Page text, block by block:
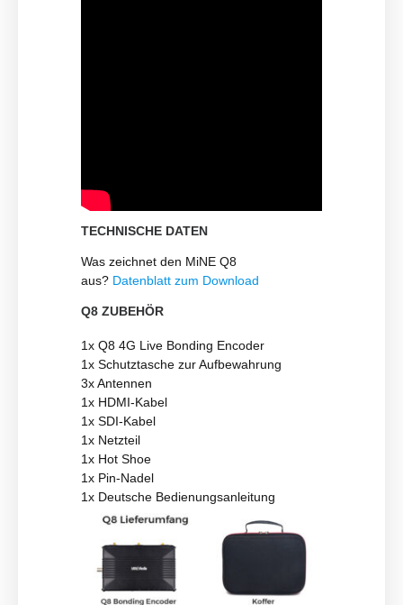
TECHNISCHE DATEN
Was zeichnet den MiNE Q8
aus? Datenblatt zum Download
Q8 ZUBEHÖR
1x Q8 4G Live Bonding Encoder
1x Schutztasche zur Aufbewahrung
3x Antennen
1x HDMI-Kabel
1x SDI-Kabel
1x Netzteil
1x Hot Shoe
1x Pin-Nadel
1x Deutsche Bedienungsanleitung